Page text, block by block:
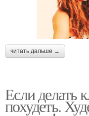
читать дальше →
Если делать
похудеть.